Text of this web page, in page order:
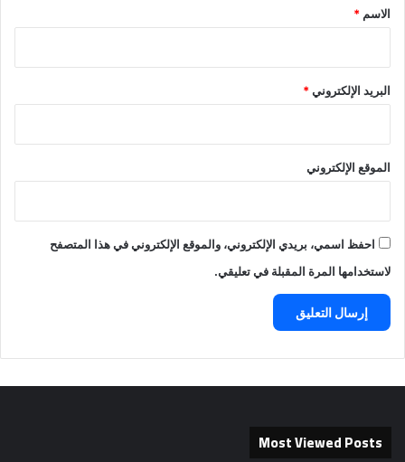
*
الاسم *
البريد الإلكتروني*
الموقع الإلكتروني
احفظ اسمي، بريدي الإلكتروني، والموقع الإلكتروني في هذا المتصفح
لاستخدامها المرة المقبلة في تعليقي.
Most Viewed Posts